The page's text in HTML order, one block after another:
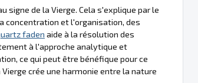
signe de la Vierge. Cela s'explique par le
concentration et l'organisation, des
faden aide à la résolution des
à l'approche analytique et
ce qui peut être bénéfique pour ce
Vierge crée une harmonie entre la nature